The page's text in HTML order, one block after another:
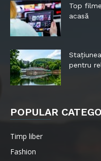
Top
acasă
pentru
POPULAR
Timp liber
Fashion